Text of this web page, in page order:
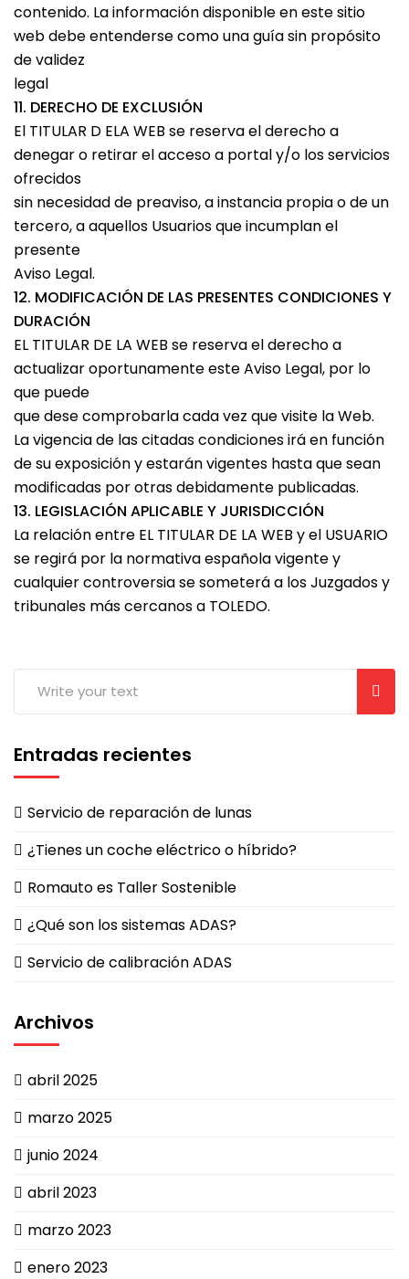
contenido. La información disponible en este sitio
web debe entenderse como una guía sin propósito
de validez
legal
11. DERECHO DE EXCLUSIÓN
El TITULAR D ELA WEB se reserva el derecho a
denegar o retirar el acceso a portal y/o los servicios
ofrecidos
sin necesidad de preaviso, a instancia propia o de un
tercero, a aquellos Usuarios que incumplan el
presente
Aviso Legal.
12. MODIFICACIÓN DE LAS PRESENTES CONDICIONES Y
DURACIÓN
EL TITULAR DE LA WEB se reserva el derecho a
actualizar oportunamente este Aviso Legal, por lo
que puede
que dese comprobarla cada vez que visite la Web.
La vigencia de las citadas condiciones irá en función
de su exposición y estarán vigentes hasta que sean
modificadas por otras debidamente publicadas.
13. LEGISLACIÓN APLICABLE Y JURISDICCIÓN
La relación entre EL TITULAR DE LA WEB y el USUARIO
se regirá por la normativa española vigente y
cualquier controversia se someterá a los Juzgados y
tribunales más cercanos a TOLEDO.
Entradas recientes
Servicio de reparación de lunas
¿Tienes un coche eléctrico o híbrido?
Romauto es Taller Sostenible
¿Qué son los sistemas ADAS?
Servicio de calibración ADAS
Archivos
abril 2025
marzo 2025
junio 2024
abril 2023
marzo 2023
enero 2023